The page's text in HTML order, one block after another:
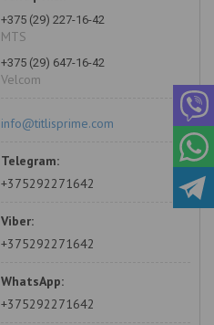
+375 (29) 227-16-42
MTS
+375 (29) 647-16-42
Velcom
info@titlisprime.com
+375292271642
+375292271642
+375292271642